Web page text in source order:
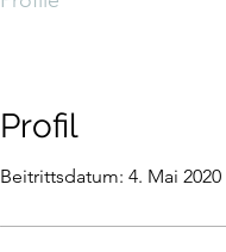
Profil
Beitrittsdatum: 4. Mai 2020